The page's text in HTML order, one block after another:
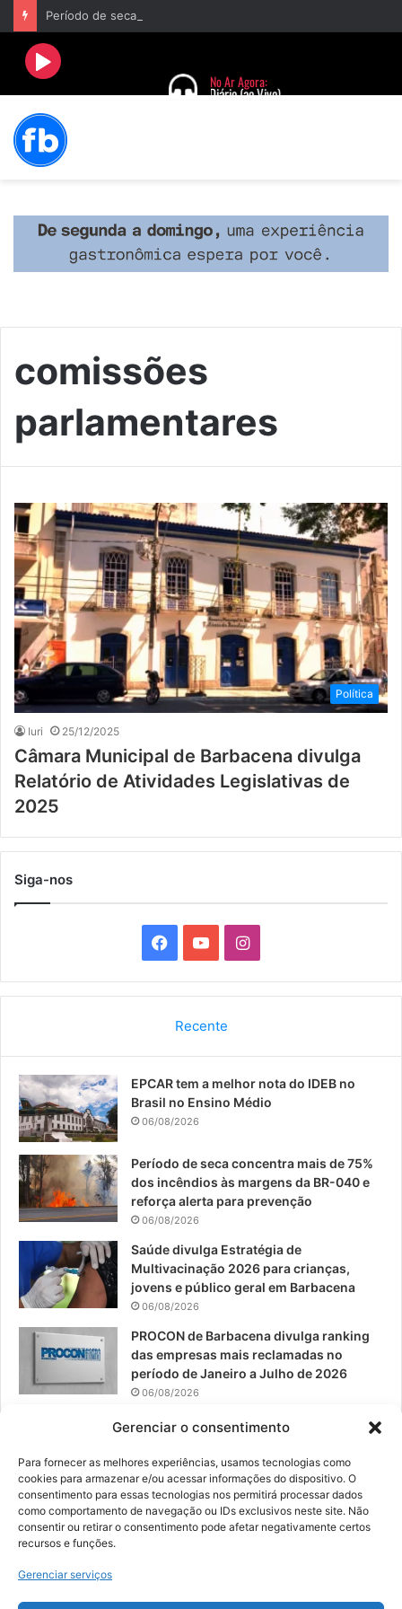
Gerenciar o consentimento
Para fornecer as melhores experiências, usamos tecnologias como
cookies para armazenar e/ou acessar informações do dispositivo. O
consentimento para essas tecnologias nos permitirá processar dados
como comportamento de navegação ou IDs exclusivos neste site. Não
consentir ou retirar o consentimento pode afetar negativamente certos
recursos e funções.
Gerenciar serviços
comissões
parlamentares
Política
Iuri 25/12/2025
Câmara Municipal de Barbacena divulga
Relatório de Atividades Legislativas de
2025
Siga-nos
a
b
o
o
k
o
u
e
I
n
a
r
a
Recente
EPCAR tem a melhor nota do IDEB no
Brasil no Ensino Médio
06/08/2026
Período de seca concentra mais de 75%
dos incêndios às margens da BR-040 e
reforça alerta para prevenção
06/08/2026
Saúde divulga Estratégia de
Multivacinação 2026 para crianças,
jovens e público geral em Barbacena
06/08/2026
PROCON de Barbacena divulga ranking
das empresas mais reclamadas no
período de Janeiro a Julho de 2026
06/08/2026
Prefeitura convoca organizações de
Resíduos Sólidos
05/08/2026
© 2026, Todos os direitos reservados | Desenvolvido por:
Digital Business| Hospedado por:NP Publicidade